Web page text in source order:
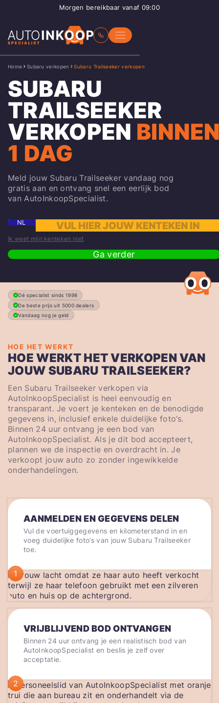
Morgen bereikbaar vanaf 09:00
Home Subaru verkopen Subaru Trailseeker verkopen
SUBARU
TRAILSEEKER
VERKOPEN
1 DAG
Meld jouw Subaru Trailseeker vandaag nog
gratis aan en ontvang snel een eerlijk bod
van AutoInkoopSpecialist.
NL
Ik weet mijn kenteken niet
Ga verder
Dé specialist sinds 1998
De beste prijs uit 5000 dealers
Vandaag nog je geld
HOE HET WERKT
HOE WERKT HET VERKOPEN VAN
JOUW SUBARU TRAILSEEKER?
Een Subaru Trailseeker verkopen via
AutoInkoopSpecialist is heel eenvoudig en
transparant. Je voert je kenteken en de benodigde
gegevens in, inclusief enkele duidelijke foto’s.
Binnen 24 uur ontvang je een bod van
AutoInkoopSpecialist. Als je dit bod accepteert,
plannen we de inspectie en overdracht in. Je
verkoopt jouw auto zo zonder ingewikkelde
onderhandelingen.
AANMELDEN EN GEGEVENS DELEN
Vul de voertuiggegevens en kilometerstand in en
voeg duidelijke foto’s van jouw Subaru Trailseeker
toe.
1
VRIJBLIJVEND BOD ONTVANGEN
Binnen 24 uur ontvang je een realistisch bod van
AutoInkoopSpecialist en beslis je zelf over
acceptatie.
2